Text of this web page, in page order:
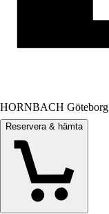
HORNBACH Göteborg
Reservera & hämta